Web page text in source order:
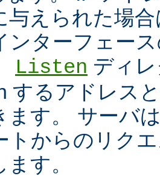
与えられた場
ンターフェー
Listen ディ
するアドレス
ます。 サーバ
トからのリク
す。